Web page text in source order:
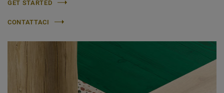
GET STARTED
CONTATTACI